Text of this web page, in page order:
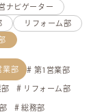
ナビゲーター
リフォーム部
業部 第1営業部
部 リフォーム部
総務部